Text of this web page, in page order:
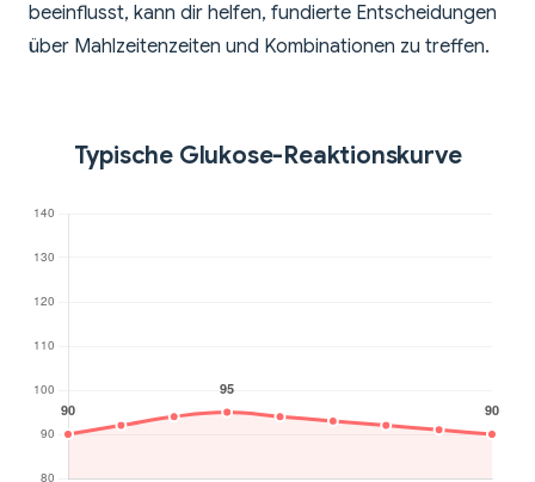
beeinflusst, kann dir helfen, fundierte Entscheidungen
über Mahlzeitenzeiten und Kombinationen zu treffen.
Typische Glukose-Reaktionskurve